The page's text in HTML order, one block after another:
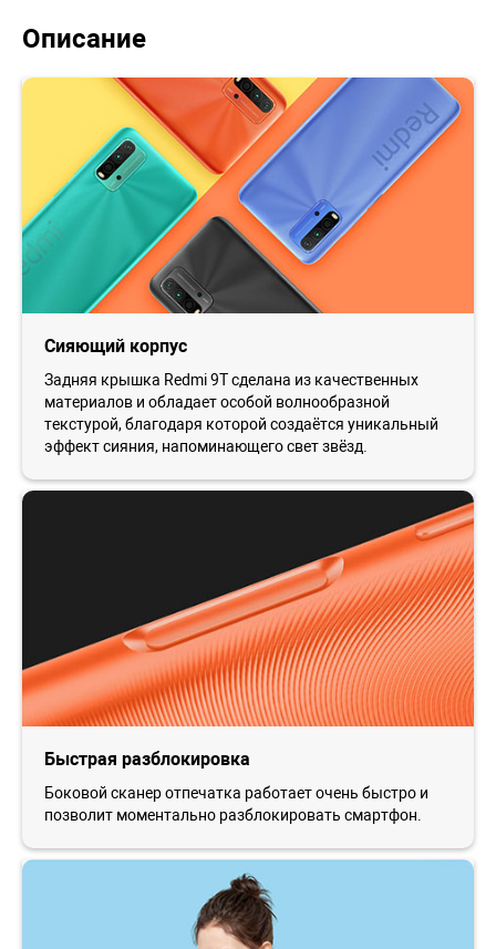
Описание
Сияющий корпус
Задняя крышка Redmi 9T сделана из качественных
материалов и обладает особой волнообразной
текстурой, благодаря которой создаётся уникальный
эффект сияния, напоминающего свет звёзд.
Быстрая разблокировка
Боковой сканер отпечатка работает очень быстро и
позволит моментально разблокировать смартфон.